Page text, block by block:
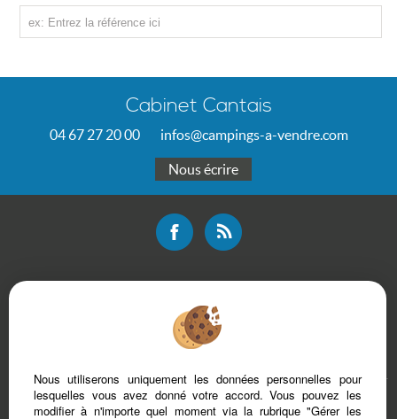
Cabinet Cantais
04 67 27 20 00 infos@campings-a-vendre.com
Nous écrire
Bareme d'honoraires
Nous utiliserons uniquement les données personnelles pour
lesquelles vous avez donné votre accord. Vous pouvez les
modifier à n'importe quel moment via la rubrique "Gérer les